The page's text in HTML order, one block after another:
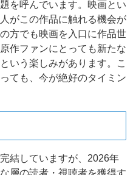
を呼んでいます。映画とい
がこの作品に触れる機会が
方でも映画を入口に作品世
作ファンにとっても新たな
いう楽しみがあります。こ
ても、今が絶好のタイミン
結していますが、2026年
層の読者・視聴者を獲得す